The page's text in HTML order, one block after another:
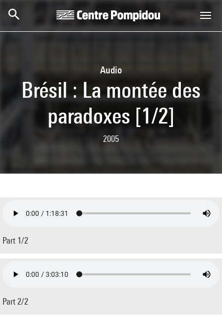
Audio
Brésil : La montée des
paradoxes [1/2]
2005
Part 1/2
Part 2/2